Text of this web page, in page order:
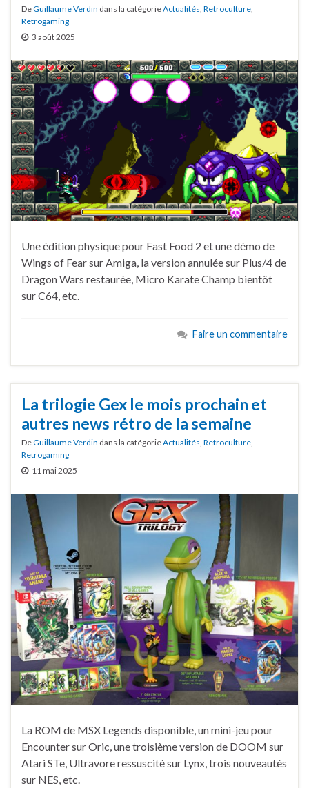
DeGuillaume Verdin dans la catégorieActualités Retroculture
Retrogaming
3 août 2025
Une édition physique pour Fast Food 2 et une démo de
Wings of Fear sur Amiga, la version annulée sur Plus/4 de
Dragon Wars restaurée, Micro Karate Champ bientôt
sur C64, etc.
Faire un commentaire
La trilogie Gex le mois prochain et
autres news rétro de la semaine
DeGuillaume Verdin dans la catégorieActualités Retroculture
Retrogaming
11 mai 2025
La ROM de MSX Legends disponible, un mini-jeu pour
Encounter sur Oric, une troisième version de DOOM sur
Atari STe, Ultravore ressuscité sur Lynx, trois nouveautés
sur NES, etc.